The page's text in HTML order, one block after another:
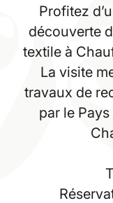
Profitez
découverte
textile à
La visite
travaux de
par le Pays